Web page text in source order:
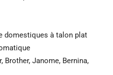
domestiques à talon plat
Brother, Janome, Bernina,